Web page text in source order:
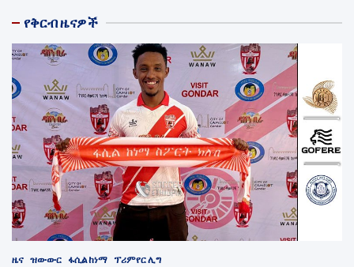
የቅርብ ዜናዎች
ዜና ዝውውር ፋሲል ከነማ ፕሪምየር ሊግ